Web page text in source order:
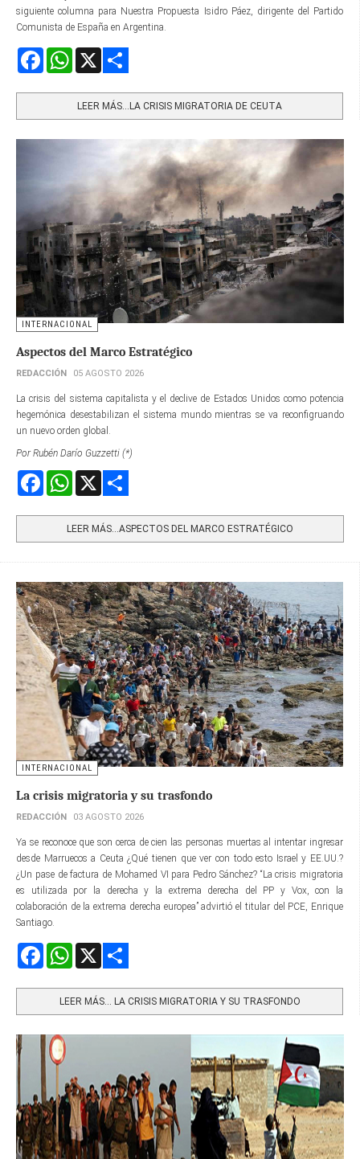
siguiente columna para Nuestra Propuesta Isidro Páez, dirigente del Partido
Comunista de España en Argentina.
FacebookWhatsApp
LEER MÁS…LA CRISIS MIGRATORIA DE CEUTA
INTERNACIONAL
Aspectos del Marco Estratégico
REDACCIÓN 05 AGOSTO 2026
La crisis del sistema capitalista y el declive de Estados Unidos como potencia
hegemónica desestabilizan el sistema mundo mientras se va reconfigruando
un nuevo orden global.
Por Rubén Darío Guzzetti (*)
FacebookWhatsApp
LEER MÁS…ASPECTOS DEL MARCO ESTRATÉGICO
INTERNACIONAL
La crisis migratoria y su trasfondo
REDACCIÓN 03 AGOSTO 2026
Ya se reconoce que son cerca de cien las personas muertas al intentar ingresar
desde Marruecos a Ceuta ¿Qué tienen que ver con todo esto Israel y EE.UU.?
¿Un pase de factura de Mohamed VI para Pedro Sánchez? “La crisis migratoria
es utilizada por la derecha y la extrema derecha del PP y Vox, con la
colaboración de la extrema derecha europea” advirtió el titular del PCE, Enrique
Santiago.
FacebookWhatsApp
LEER MÁS… LA CRISIS MIGRATORIA Y SU TRASFONDO